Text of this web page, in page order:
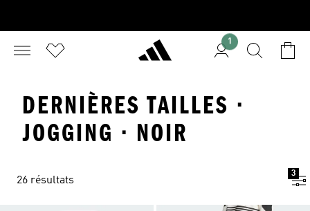
1
DERNIÈRES TAILLES ·
JOGGING · NOIR
26 résultats
3